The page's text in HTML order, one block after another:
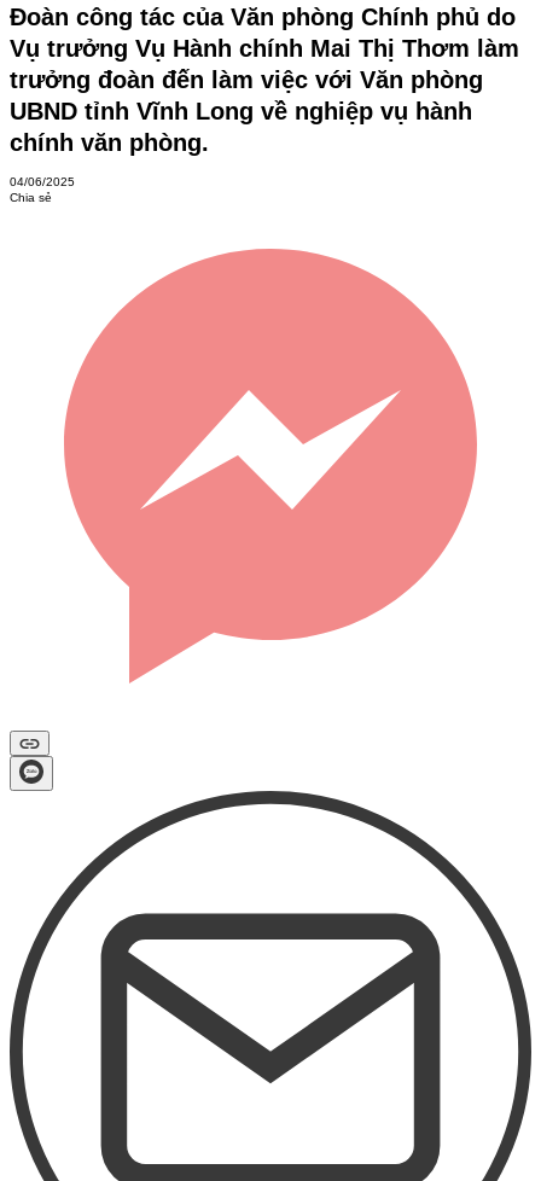
Đoàn công tác của Văn phòng Chính phủ do
Vụ trưởng Vụ Hành chính Mai Thị Thơm làm
trưởng đoàn đến làm việc với Văn phòng
UBND tỉnh Vĩnh Long về nghiệp vụ hành
chính văn phòng.
04/06/2025
Chia sẻ